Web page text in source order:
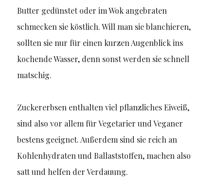
Butter gedünstet oder im Wok angebraten
schmecken sie köstlich. Will man sie blanchieren,
sollten sie nur für einen kurzen Augenblick ins
kochende Wasser, denn sonst werden sie schnell
matschig.
Zuckererbsen enthalten viel pflanzliches Eiweiß,
sind also vor allem für Vegetarier und Veganer
bestens geeignet. Außerdem sind sie reich an
Kohlenhydraten und Ballaststoffen, machen also
satt und helfen der Verdauung.